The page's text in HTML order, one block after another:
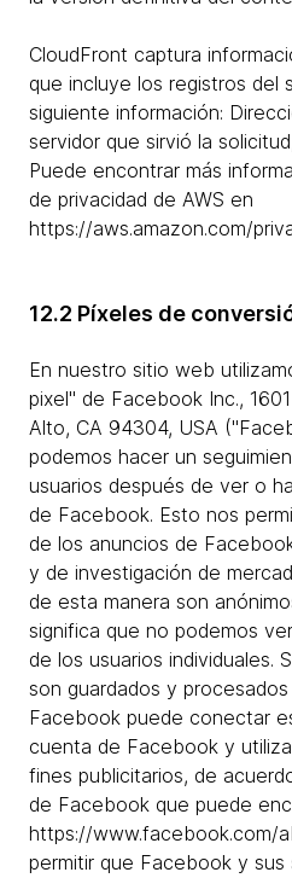
CloudFront captura
que incluye los registros del
siguiente información:
servidor que sirvió la
Puede encontrar más
de privacidad de AWS en
https://aws.amazon.com/
12.2 Píxeles de
En nuestro sitio web
pixel" de Facebook Inc.,
Alto, CA 94304, USA
podemos hacer un
usuarios después de ver o
de Facebook. Esto nos
de los anuncios de
y de investigación de
de esta manera son
significa que no podemos
de los usuarios individuales.
son guardados y
Facebook puede conectar
cuenta de Facebook y
fines publicitarios, de
de Facebook que puede
https://www.facebook.com/
permitir que Facebook y